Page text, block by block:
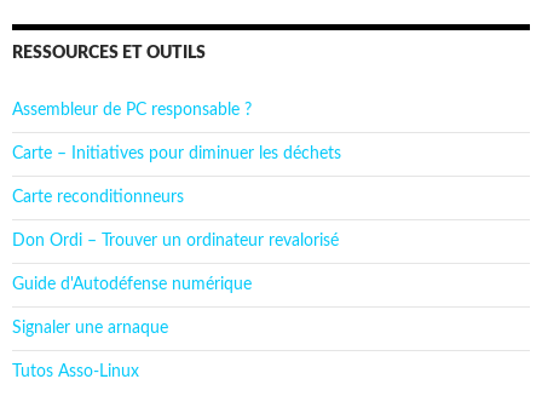
RESSOURCES ET OUTILS
Assembleur de PC responsable ?
Carte – Initiatives pour diminuer les déchets
Carte reconditionneurs
Don Ordi – Trouver un ordinateur revalorisé
Guide d'Autodéfense numérique
Signaler une arnaque
Tutos Asso-Linux